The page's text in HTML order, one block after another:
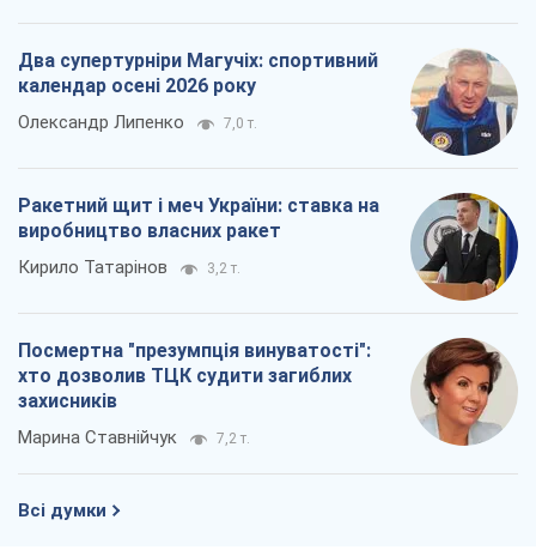
Два супертурніри Магучіх: спортивний
календар осені 2026 року
Олександр Липенко 7,0 т.
Ракетний щит і меч України: ставка на
виробництво власних ракет
Кирило Татарінов 3,2 т.
Посмертна "презумпція винуватості":
хто дозволив ТЦК судити загиблих
захисників
Марина Ставнійчук 7,2 т.
Всі думки